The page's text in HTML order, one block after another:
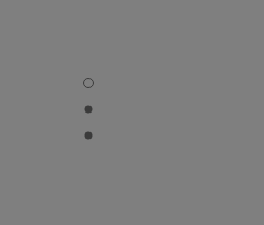
LES BEIGES FLUIDE
LES BEIGES FLUIDE
LES BEIGES FLUIDE